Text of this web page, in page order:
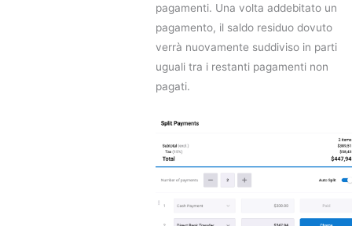
pagamenti. Una volta addebitato un
pagamento, il saldo residuo dovuto
verrà nuovamente suddiviso in parti
uguali tra i restanti pagamenti non
pagati.